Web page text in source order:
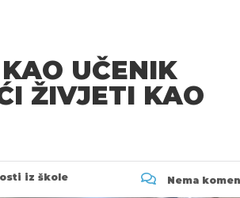
UČENIK
ŽIVJETI KAO
iz škole Nema